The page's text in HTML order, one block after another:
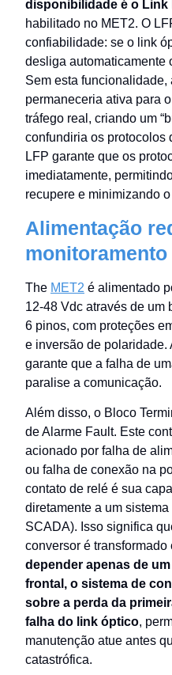
disponibilidade é o Link
habilitado no MET2. O
confiabilidade: se o link
desliga automaticamente
Sem esta funcionalidade,
permaneceria ativa para
tráfego real, criando um
confundiria os protocolos
LFP garante que os
imediatamente,
recupere e minimizando
Alimentação
monitoramento
The MET2 é alimentado
12-48 Vdc através de um
6 pinos, com proteções
e inversão de polaridade.
garante que a falha de
paralise a comunicação.
Além disso, o Bloco
de Alarme Fault. Este
acionado por falha de
ou falha de conexão na
contato de relé é sua
diretamente a um
SCADA). Isso significa
conversor é transformado
depender apenas de
frontal, o sistema de
sobre a perda da
falha do link óptico,
manutenção atue antes
catastrófica.